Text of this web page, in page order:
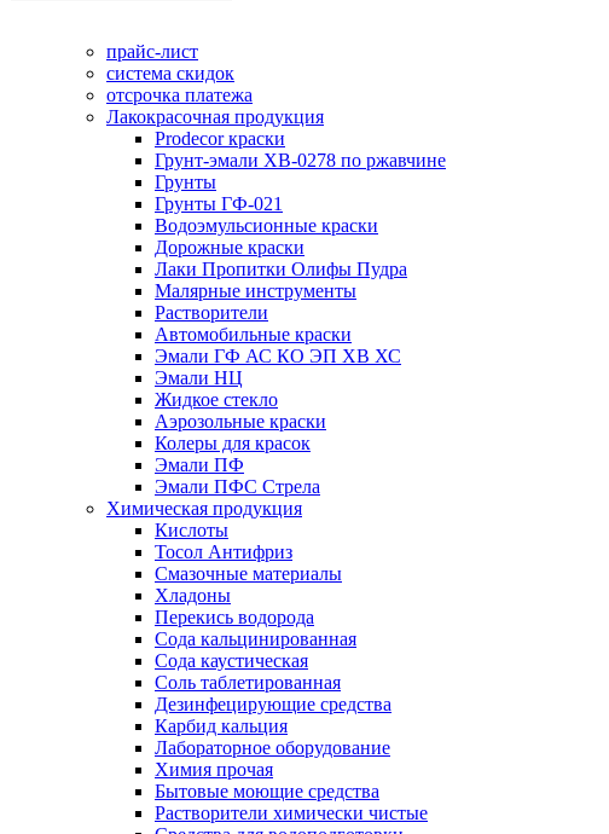
прайс-лист
система скидок
отсрочка платежа
Лакокрасочная продукция
Prodecor краски
Грунт-эмали ХВ-0278 по ржавчине
Грунты
Грунты ГФ-021
Водоэмульсионные краски
Дорожные краски
Лаки Пропитки Олифы Пудра
Малярные инструменты
Растворители
Автомобильные краски
Эмали ГФ АС КО ЭП ХВ ХС
Эмали НЦ
Жидкое стекло
Аэрозольные краски
Колеры для красок
Эмали ПФ
Эмали ПФС Стрела
Химическая продукция
Кислоты
Тосол Антифриз
Смазочные материалы
Хладоны
Перекись водорода
Сода кальцинированная
Сода каустическая
Соль таблетированная
Дезинфецирующие средства
Карбид кальция
Лабораторное оборудование
Химия прочая
Бытовые моющие средства
Растворители химически чистые